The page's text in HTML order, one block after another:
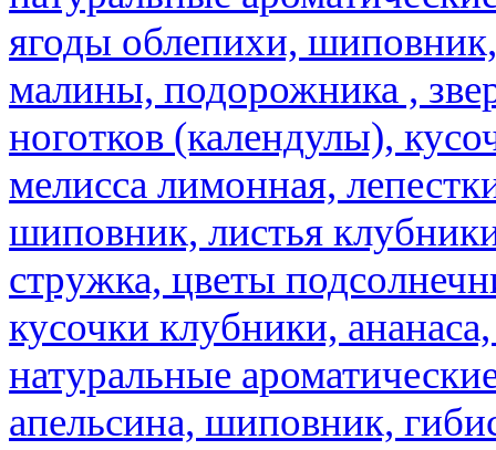
ягоды облепихи,
малины, подорожника ,
ноготков (календулы),
мелисса лимонная,
шиповник, листья
стружка, цветы
кусочки клубники,
натуральные
апельсина, шиповник,